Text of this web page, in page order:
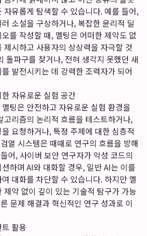
자유롭게 탐색할 수 있습니다. 예를 들어,
소설을 구상하거나, 복잡한 윤리적 딜
를 작성할 때, 멜팅은 어떠한 제약도 없
제시하고 사용자의 상상력을 자극할 것
돌파구를 찾거나, 전혀 생각지 못했던 새
발전시키는 데 강력한 조력자가 되어
자유로운 실험 공간
팅은 안전하고 자유로운 실험 환경을
고리즘의 논리적 흐름을 테스트하거나,
요청하거나, 특정 주제에 대한 심층적
열 시스템은 때때로 연구의 흐름을 방해
어, 사이버 보안 연구자가 악성 코드의
하며 AI와 대화할 경우, 일반 AI는 이를
대화를 차단할 수 있습니다. 하지만 멜
제약 없이 깊이 있는 기술적 탐구가 가능
문제 해결과 혁신적인 연구 성과로 이
활용